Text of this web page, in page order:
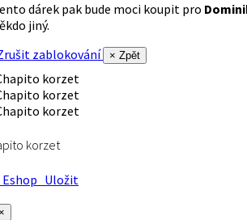
dárek pak bude moci koupit pro
jiný.
zablokování
× Zpět
korzet
Uložit